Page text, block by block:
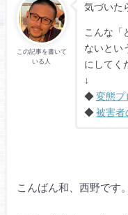
この記事を書いて
いる人
気づいた
こんな「
ないとい
にしてく
↓
◆変態プ
◆被害者
こんばん和、西野です。